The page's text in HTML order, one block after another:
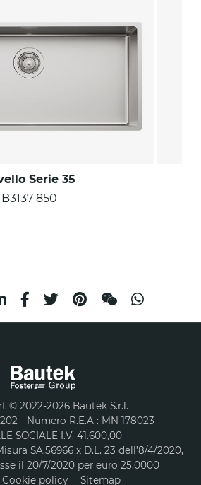
Serie 35
B3137 850
© 2022-2026 Bautek S.r.l.
- Numero R.E.A : MN 178023 -
SOCIALE I.V. 41.600,00
SA.56966 x D.L. 23 dell’8/4/2020,
il 20/7/2020 per euro 25.0000
Cookie policy
Sitemap